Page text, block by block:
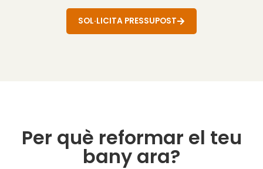
SOL·LICITA PRESSUPOST
Per què reformar el teu
bany ara?